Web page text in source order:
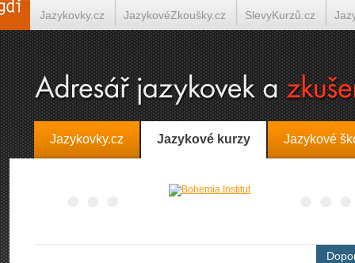
Jazykovky.cz Jazykové kurzy Jazykové
Jazykovky.cz JazykovéZkoušky.cz SlevyKurzů.cz
Španělština on-line Italština on-line Tlumočení-